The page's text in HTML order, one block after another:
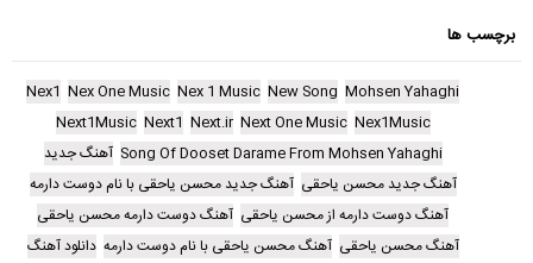
برچسب ها
Mohsen Yahaghi
New Song
Nex 1 Music
Nex One Music
Nex1
Nex1Music
Next One Music
Next.ir
Next1
Next1Music
Song Of Dooset Darame From Mohsen Yahaghi آهنگ جدید
آهنگ جدید محسن یاحقی آهنگ جدید محسن یاحقی با نام دوست دارمه
آهنگ دوست دارمه از محسن یاحقی آهنگ دوست دارمه محسن یاحقی
آهنگ محسن یاحقی آهنگ محسن یاحقی با نام دوست دارمه دانلود آهنگ